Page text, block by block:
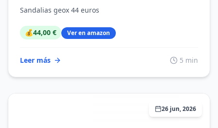
Sandalias geox 44 euros
💰44,00 € Ver en amazon
Leer más 5 min
26 jun, 2026